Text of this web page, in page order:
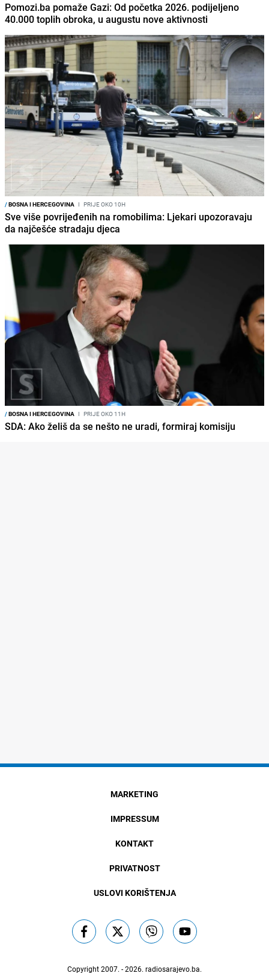
Pomozi.ba pomaže Gazi: Od početka 2026. podijeljeno
40.000 toplih obroka, u augustu nove aktivnosti
/BOSNA I HERCEGOVINA I PRIJE OKO 10H
Sve više povrijeđenih na romobilima: Ljekari upozoravaju
da najčešće stradaju djeca
/BOSNA I HERCEGOVINA I PRIJE OKO 11H
SDA: Ako želiš da se nešto ne uradi, formiraj komisiju
MARKETING
IMPRESSUM
KONTAKT
PRIVATNOST
USLOVI KORIŠTENJA
Copyright 2007. - 2026. radiosarajevo.ba.